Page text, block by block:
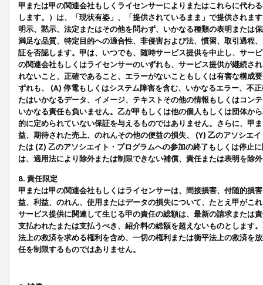
甲または甲の関連会社もしくライセンサーによりまたはこれらに代わ
します。）は、「現状有姿」、「提供されているまま」で提供されま
明示、黙示、法定またはその他を問わず、いかなる種類の表明または
満足な品質、特定目的への適合性、非侵害および法、慣習、取引過程
証を否認します。甲は、いつでも、随時サービス提供を中止し、サー
の関連会社もしくはライセンサーのいずれも、サービス提供が継続さ
れないこと、正確であること、エラーがないこともしくは有害な構成
ずれも、 (A) 停電もしくはシステム障害を含む、いかなるエラー、不
たはいかなるデータ、イメージ、テキストその他の情報もしくはコン
いかなる責任も負いません。乙が甲もしくは他の個人もしくは団体か
的に定められていない保証を与えるものではありません。さらに、甲
益、期待された売上、のれんその他の便益の損失、 (Y) 乙のアソシエ
たは (Z) 乙のアソシエイト・プログラムへの参加の終了もしくは停止
は、適用法により除外または制限できない補償、責任または表明を除
8. 責任限定
甲または甲の関連会社もしくはライセンサーは、間接損害、付随的損
益、利益、のれん、使用またはデータの損失について、たとえ甲がこ
サービス提供に関連して生じる甲の責任の総額は、最新の請求または
支払われたまたは支払うべき、紹介料の総額を超えないものとします
法上の救済を求める権利を含め、一切の権利または衡平法上の救済を
任を制限するものではありません。